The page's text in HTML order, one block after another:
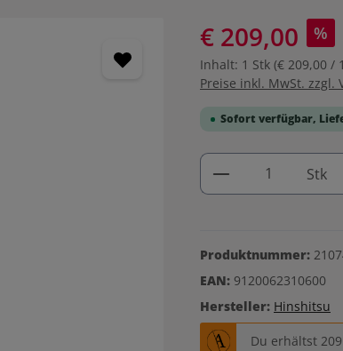
€ 209,00 %
Inhalt: 1 Stk (€ 209,00 /
Preise inkl. MwSt. zzgl.
Sofort verfügbar,
Produkt Stk
Produktnummer:
EAN: 9120062310600
Hersteller: Hinshitsu
Du erhältst